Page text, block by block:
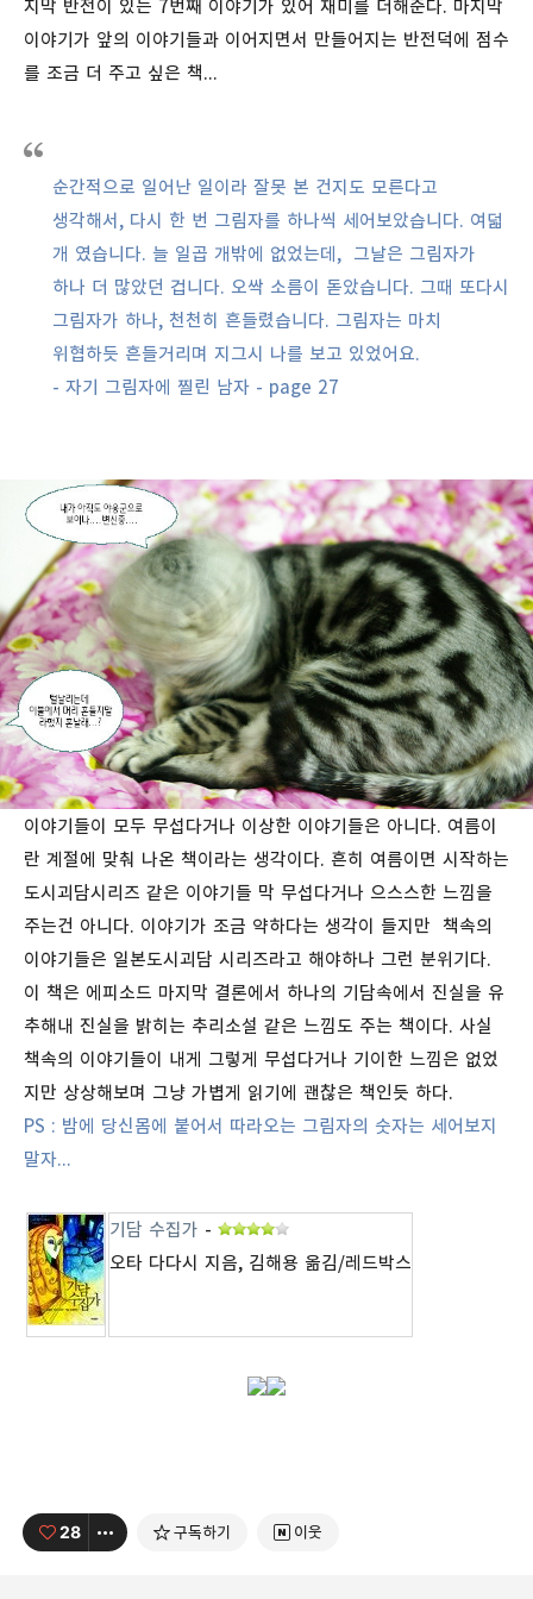
지막 반전이 있는 7번째 이야기가 있어 재미를 더해준다. 마지막
이야기가 앞의 이야기들과 이어지면서 만들어지는 반전덕에 점수
를 조금 더 주고 싶은 책...
순간적으로 일어난 일이라 잘못 본 건지도 모른다고
생각해서, 다시 한 번 그림자를 하나씩 세어보았습니다. 여덟
개 였습니다. 늘 일곱 개밖에 없었는데, 그날은 그림자가
하나 더 많았던 겁니다. 오싹 소름이 돋았습니다. 그때 또다시
그림자가 하나, 천천히 흔들렸습니다. 그림자는 마치
위협하듯 흔들거리며 지그시 나를 보고 있었어요.
- 자기 그림자에 찔린 남자 - page 27
이야기들이 모두 무섭다거나 이상한 이야기들은 아니다. 여름이
란 계절에 맞춰 나온 책이라는 생각이다. 흔히 여름이면 시작하는
도시괴담시리즈 같은 이야기들 막 무섭다거나 으스스한 느낌을
주는건 아니다. 이야기가 조금 약하다는 생각이 들지만 책속의
이야기들은 일본도시괴담 시리즈라고 해야하나 그런 분위기다.
이 책은 에피소드 마지막 결론에서 하나의 기담속에서 진실을 유
추해내 진실을 밝히는 추리소설 같은 느낌도 주는 책이다. 사실
책속의 이야기들이 내게 그렇게 무섭다거나 기이한 느낌은 없었
지만 상상해보며 그냥 가볍게 읽기에 괜찮은 책인듯 하다.
PS : 밤에 당신몸에 붙어서 따라오는 그림자의 숫자는 세어보지
말자...
기담 수집가 -
오타 다다시 지음, 김해용 옮김/레드박스
28 구독하기 이웃